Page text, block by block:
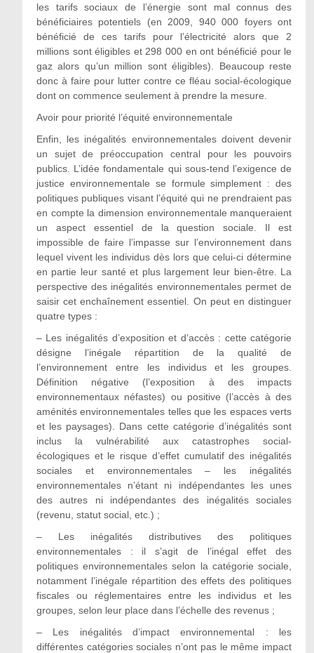
les tarifs sociaux de l’énergie sont mal connus des
bénéficiaires potentiels (en 2009, 940 000 foyers ont
bénéficié de ces tarifs pour l’électricité alors que 2
millions sont éligibles et 298 000 en ont bénéficié pour le
gaz alors qu’un million sont éligibles). Beaucoup reste
donc à faire pour lutter contre ce fléau social-écologique
dont on commence seulement à prendre la mesure.
Avoir pour priorité l’équité environnementale
Enfin, les inégalités environnementales doivent devenir
un sujet de préoccupation central pour les pouvoirs
publics. L’idée fondamentale qui sous-tend l’exigence de
justice environnementale se formule simplement : des
politiques publiques visant l’équité qui ne prendraient pas
en compte la dimension environnementale manqueraient
un aspect essentiel de la question sociale. Il est
impossible de faire l’impasse sur l’environnement dans
lequel vivent les individus dès lors que celui-ci détermine
en partie leur santé et plus largement leur bien-être. La
perspective des inégalités environnementales permet de
saisir cet enchaînement essentiel. On peut en distinguer
quatre types :
– Les inégalités d’exposition et d’accès : cette catégorie
désigne l’inégale répartition de la qualité de
l’environnement entre les individus et les groupes.
Définition négative (l’exposition à des impacts
environnementaux néfastes) ou positive (l’accès à des
aménités environnementales telles que les espaces verts
et les paysages). Dans cette catégorie d’inégalités sont
inclus la vulnérabilité aux catastrophes social-
écologiques et le risque d’effet cumulatif des inégalités
sociales et environnementales – les inégalités
environnementales n’étant ni indépendantes les unes
des autres ni indépendantes des inégalités sociales
(revenu, statut social, etc.) ;
– Les inégalités distributives des politiques
environnementales : il s’agit de l’inégal effet des
politiques environnementales selon la catégorie sociale,
notamment l’inégale répartition des effets des politiques
fiscales ou réglementaires entre les individus et les
groupes, selon leur place dans l’échelle des revenus ;
– Les inégalités d’impact environnemental : les
différentes catégories sociales n’ont pas le même impact